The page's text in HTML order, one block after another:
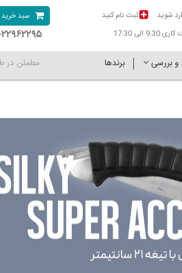
شوید
ثبت نام کنید
الی 17:30
سبد خرید
۰۲۱-
و بررسی برندها مطمئن در